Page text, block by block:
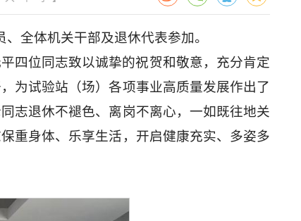
全体机关干部及退休代表参加。
四位同志致以诚挚的祝贺和敬意，充分肯定
为试验站（场）各项事业高质量发展作出了
志退休不褪色、离岗不离心，一如既往地关
重身体、乐享生活，开启健康充实、多姿多